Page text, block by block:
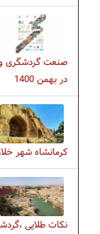
صنعت گردشگری و
در بهمن 1400
کرمانشاه شهر
نکات طلایی